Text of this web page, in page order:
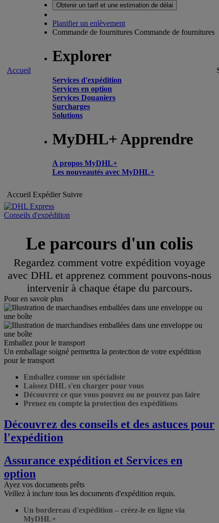
Accueil
Obtenir un tarif et une estimation de délai
Planifier un enlèvement
Commande de fournitures Commande de fournitures
Explorer
Services d'expédition
Services en option
Services Douaniers
Surcharges
Solutions
MyDHL+ Apprendre
A propos MyDHL+
Les nouveautés avec MyDHL+
Accueil Expédier Suivre
Conseils d'expédition
Le parcours d'un colis
Regardez comment votre expédition voyage
avec DHL et apprenez comment pouvons-nous
intervenir à chaque étape du parcours.
Pour en savoir plus
Emballez pour le transport
Un emballage soigné permettra la protection de votre expédition
pour le transport
Emballez comme un spécialiste
Laissez DHL s'en charger pour vous
Découvrez ce que vous pouvez ou ne pouvez pas faire
Prenez en compte la protection des expéditions
Découvrez des conseils et des astuces pour
l'expédition
Assurance expédition et Services en
option
Ayez vos documents prêts
Veillez à inclure tous les documents d'expédition requis.
Un bordereau d'expédition – créez-le en ligne via
MyDHL+